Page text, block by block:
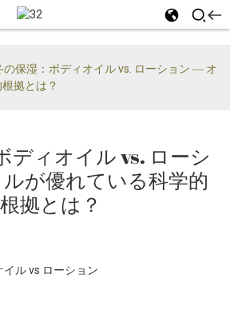
の保湿：ボディオイル vs. ローション ― オ
拠とは？
ディオイル vs. ローシ
が優れている科学的
根拠とは？